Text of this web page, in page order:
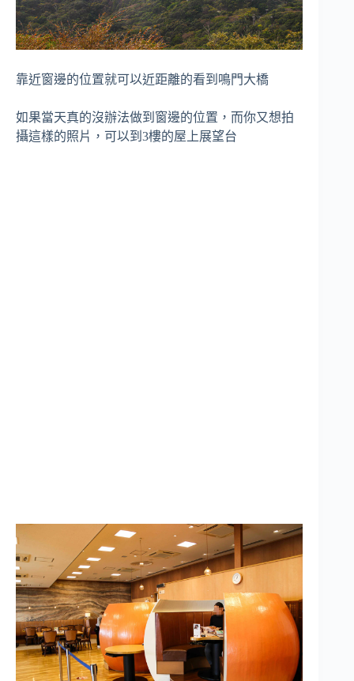
靠近窗邊的位置就可以近距離的看到鳴門大橋
如果當天真的沒辦法做到窗邊的位置，而你又想拍
攝這樣的照片，可以到3樓的屋上展望台